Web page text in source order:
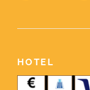
HOTEL